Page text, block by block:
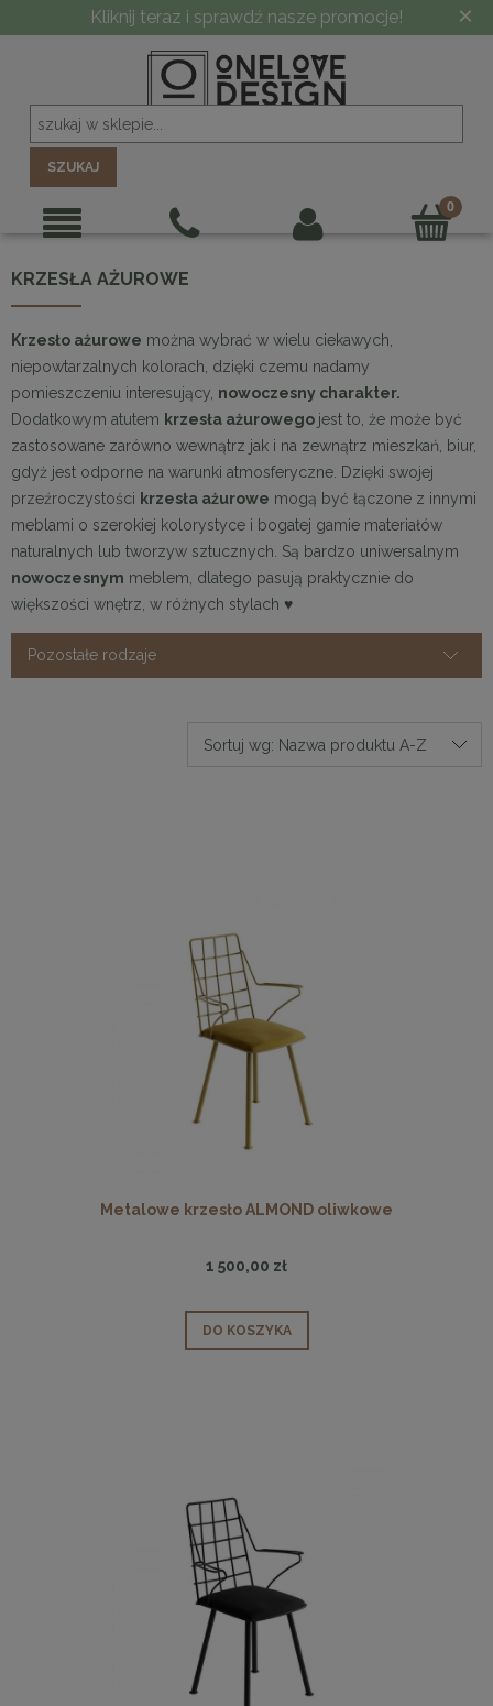
Kliknij teraz i sprawdź nasze promocje! ×
SZUKAJ
KRZESŁA AŻUROWE
Krzesło ażurowe można wybrać w wielu ciekawych,
niepowtarzalnych kolorach, dzięki czemu nadamy
pomieszczeniu interesujący, nowoczesny charakter.
Dodatkowym atutem krzesła ażurowego jest to, że może być
zastosowane zarówno wewnątrz jak i na zewnątrz mieszkań, biur,
gdyż jest odporne na warunki atmosferyczne. Dzięki swojej
przeźroczystości krzesła ażurowe mogą być łączone z innymi
meblami o szerokiej kolorystyce i bogatej gamie materiałów
naturalnych lub tworzyw sztucznych. Są bardzo uniwersalnym
nowoczesnym meblem, dlatego pasują praktycznie do
większości wnętrz, w różnych stylach ♥
Pozostałe rodzaje
Sortuj wg: Nazwa produktu A-Z
Metalowe krzesło ALMOND oliwkowe
1 500,00 zł
DO KOSZYKA